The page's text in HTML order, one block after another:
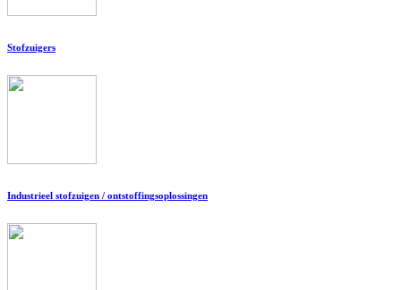
Stofzuigers
Industrieel stofzuigen / ontstoffingsoplossingen